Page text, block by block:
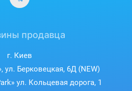
продавца
г. Киев
ул. Берковецкая, 6Д (NEW)
ул. Кольцевая дорога, 1